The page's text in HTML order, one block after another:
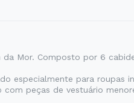
Mor. Composto por 6
especialmente para roupas
peças de vestuário